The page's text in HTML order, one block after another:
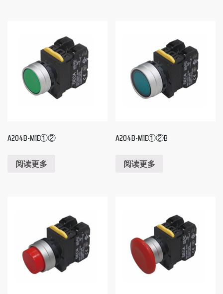
A204B-M1E①②
阅读更多
A204B-M1E①②B
阅读更多